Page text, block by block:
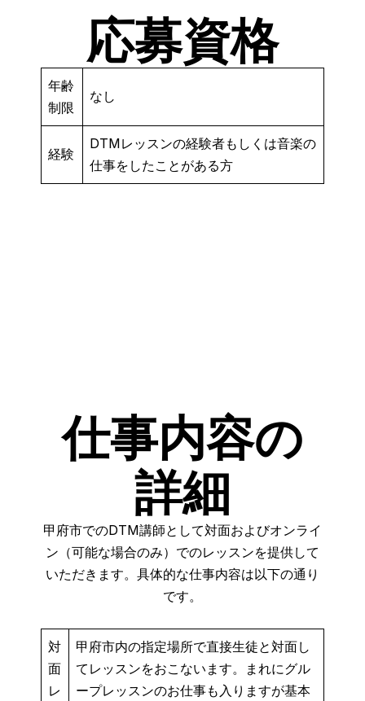
応募資格
年齢
制限
なし
経験
DTMレッスンの経験者もしくは音楽の
仕事をしたことがある方
仕事内容の
詳細
甲府市でのDTM講師として対面およびオンライ
ン（可能な場合のみ）でのレッスンを提供して
いただきます。具体的な仕事内容は以下の通り
です。
対
面
レ
甲府市内の指定場所で直接生徒と対面し
てレッスンをおこないます。まれにグル
ープレッスンのお仕事も入りますが基本